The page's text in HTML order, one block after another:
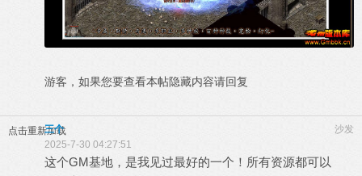
游客，如果您要查看本帖隐藏内容请回复
点击重新加载 沙发
三个
2025-7-30 04:27:51
这个GM基地，是我见过最好的一个！所有资源都可以